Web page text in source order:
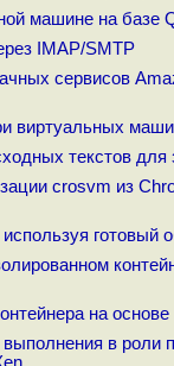
машине на базе
IMAP/SMTP
сервисов
виртуальных
текстов для
crosvm из
готовый
на
в роли